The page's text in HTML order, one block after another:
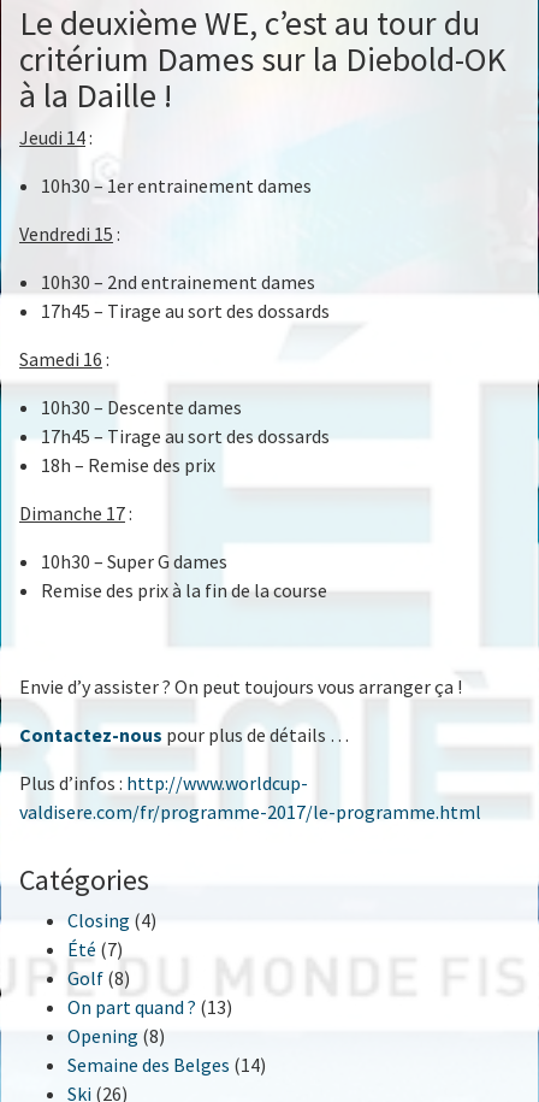
Le deuxième WE, c’est au tour du
critérium Dames sur la Diebold-OK
à la Daille !
Jeudi 14:
10h30 – 1er entrainement dames
Vendredi 15 :
10h30 – 2nd entrainement dames
17h45 – Tirage au sort des dossards
Samedi 16 :
10h30 – Descente dames
17h45 – Tirage au sort des dossards
18h – Remise des prix
Dimanche 17:
10h30 – Super G dames
Remise des prix à la fin de la course
Envie d’y assister ? On peut toujours vous arranger ça !
Contactez-nous pour plus de détails …
Plus d’infos : http://www.worldcup-
valdisere.com/fr/programme-2017/le-programme.html
Catégories
Closing (4)
Été (7)
Golf (8)
On part quand ? (13)
Opening (8)
Semaine des Belges (14)
Ski (26)